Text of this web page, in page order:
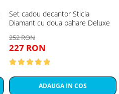
Set cadou decantor Sticla
Diamant cu doua pahare Deluxe
252 RON
227 RON
ADAUGA IN COS